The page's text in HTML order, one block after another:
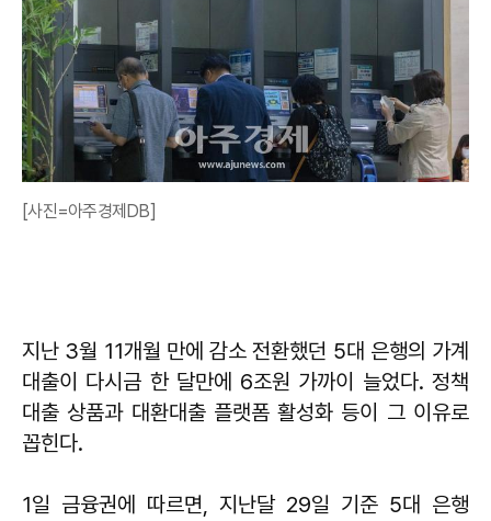
[사진=아주경제DB]
지난 3월 11개월 만에 감소 전환했던 5대 은행의 가계
대출이 다시금 한 달만에 6조원 가까이 늘었다. 정책
대출 상품과 대환대출 플랫폼 활성화 등이 그 이유로
꼽힌다.
1일 금융권에 따르면, 지난달 29일 기준 5대 은행